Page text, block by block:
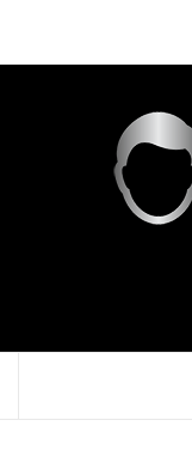
content